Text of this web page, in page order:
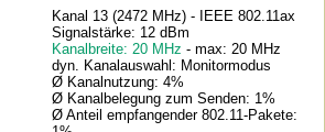
Kanal 13 (2472 MHz) - IEEE 802.11ax
Signalstärke: 12 dBm
Kanalbreite: 20 MHz- max: 20 MHz
dyn. Kanalauswahl: Monitormodus
Ø Kanalnutzung: 4%
Ø Kanalbelegung zum Senden: 1%
Ø Anteil empfangender 802.11-Pakete: